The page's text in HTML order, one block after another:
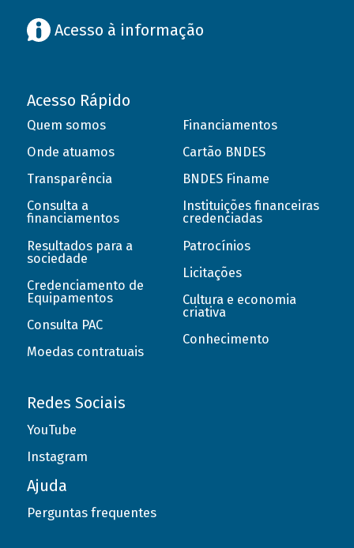
Acesso à informação
Acesso Rápido
Quem somos
Onde atuamos
Transparência
Consulta a
financiamentos
Resultados para a
sociedade
Credenciamento de
Equipamentos
Consulta PAC
Moedas contratuais
Financiamentos
Cartão BNDES
BNDES Finame
Instituições financeiras
credenciadas
Patrocínios
Licitações
Cultura e economia
criativa
Conhecimento
Redes Sociais
YouTube
Instagram
Ajuda
Perguntas frequentes